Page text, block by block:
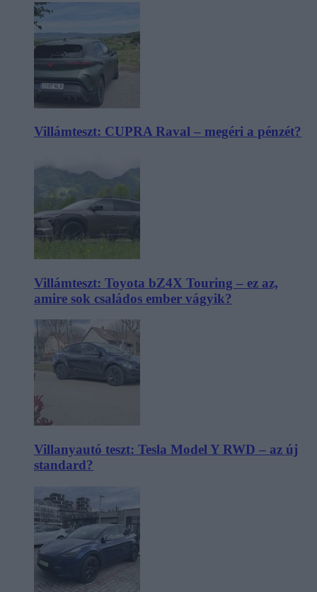
Villámteszt: CUPRA Raval – megéri a pénzét?
Villámteszt: Toyota bZ4X Touring – ez az,
amire sok családos ember vágyik?
Villanyautó teszt: Tesla Model Y RWD – az új
standard?